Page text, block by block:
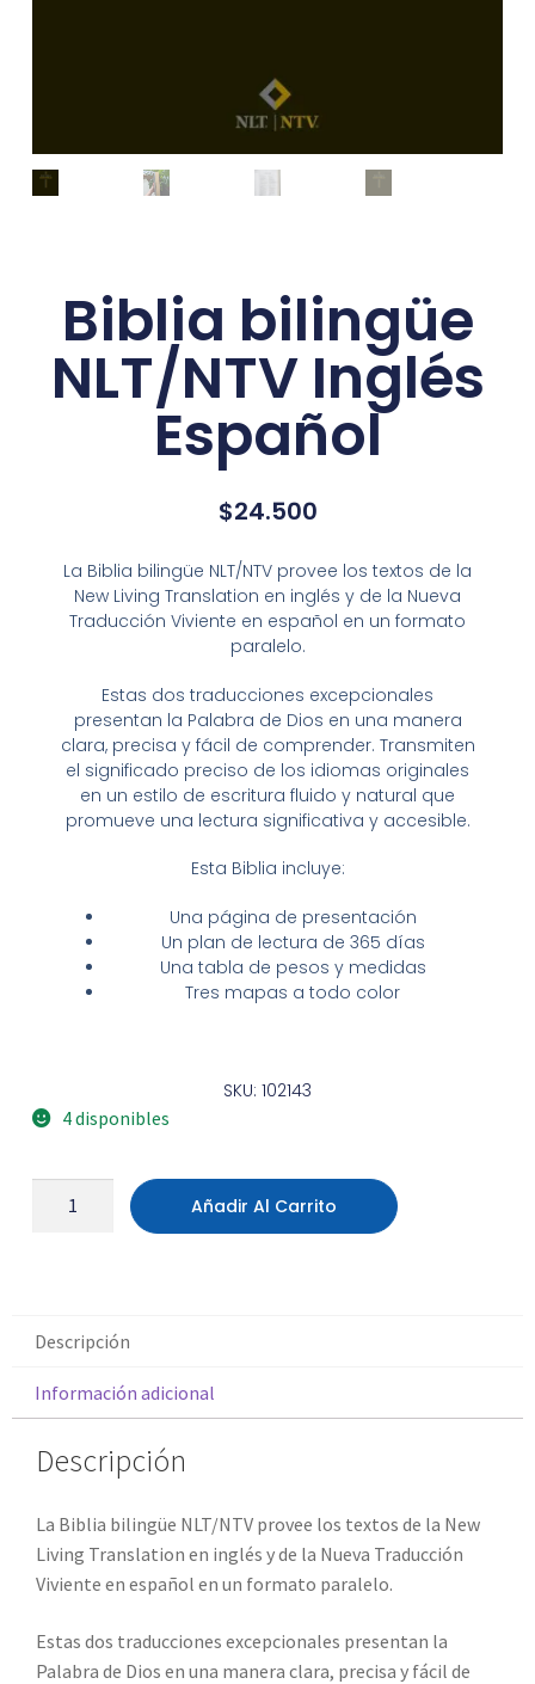
Biblia bilingüe
NLT/NTV Inglés
Español
$24.500
La Biblia bilingüe NLT/NTV provee los textos de la
New Living Translation en inglés y de la Nueva
Traducción Viviente en español en un formato
paralelo.
Estas dos traducciones excepcionales
presentan la Palabra de Dios en una manera
clara, precisa y fácil de comprender. Transmiten
el significado preciso de los idiomas originales
en un estilo de escritura fluido y natural que
promueve una lectura significativa y accesible.
Esta Biblia incluye:
Una página de presentación
Un plan de lectura de 365 días
Una tabla de pesos y medidas
Tres mapas a todo color
SKU: 102143
4 disponibles
Añadir Al Carrito
Descripción
Información adicional
Descripción
La Biblia bilingüe NLT/NTV provee los textos de la New
Living Translation en inglés y de la Nueva Traducción
Viviente en español en un formato paralelo.
Estas dos traducciones excepcionales presentan la
Palabra de Dios en una manera clara, precisa y fácil de